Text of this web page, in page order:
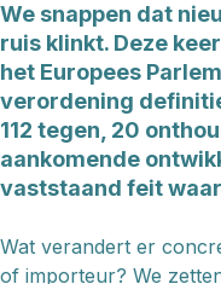
We snappen dat
ruis klinkt. Deze
het Europees
verordening
112 tegen, 20
aankomende
vaststaand feit
Wat verandert er
of importeur? We